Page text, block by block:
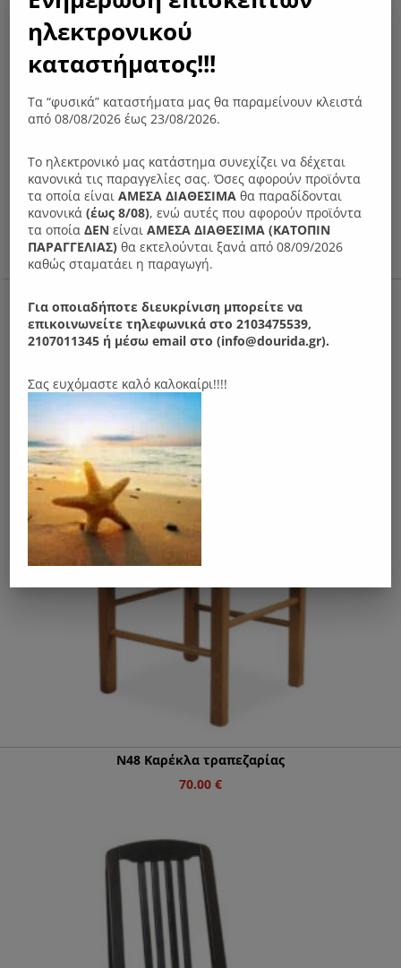
75.00€
Ν48 Καρέκλα τραπεζαρίας
70.00 €
ηλεκτρονικού
καταστήματος!!!
Τα “φυσικά” καταστήματα μας θα παραμείνουν κλειστά
από 08/08/2026 έως 23/08/2026.
Το ηλεκτρονικό μας κατάστημα συνεχίζει να δέχεται
κανονικά τις παραγγελίες σας. Όσες αφορούν προϊόντα
τα οποία είναιΑΜΕΣΑ ΔΙΑΘΕΣΙΜΑ θα παραδίδονται
κανονικά(έως 8/08), ενώ αυτές που αφορούν προϊόντα
τα οποίαΔΕΝ είναι ΑΜΕΣΑ ΔΙΑΘΕΣΙΜΑ (ΚΑΤΟΠΙΝ
ΠΑΡΑΓΓΕΛIΑΣ) θα εκτελούνται ξανά από 08/09/2026
καθώς σταματάει η παραγωγή.
Για οποιαδήποτε διευκρίνιση μπορείτε να
επικοινωνείτε τηλεφωνικά στο 2103475539,
2107011345 ή μέσω email στο (info@dourida.gr).
Σας ευχόμαστε καλό καλοκαίρι!!!!